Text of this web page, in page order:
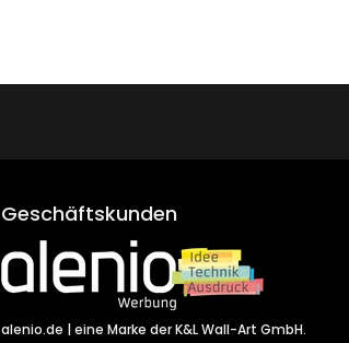
Geschäftskunden
alenio.de | eine Marke der K&L Wall-Art GmbH.